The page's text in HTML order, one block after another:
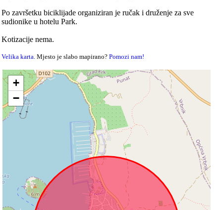
Po završetku biciklijade organiziran je ručak i druženje za sve
sudionike u hotelu Park.
Kotizacije nema.
Velika karta. Mjesto je slabo mapirano?Pomozi nam!
+
−